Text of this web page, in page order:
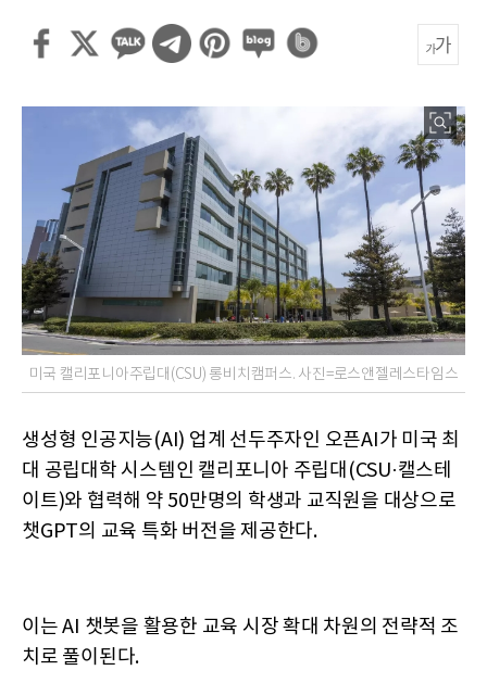
미국 캘리포니아주립대(CSU) 롱비치캠퍼스. 사진=로스앤젤레스타임스
생성형 인공지능(AI) 업계 선두주자인 오픈AI가 미국 최
대 공립대학 시스템인 캘리포니아 주립대(CSU·캘스테
이트)와 협력해 약 50만명의 학생과 교직원을 대상으로
챗GPT의 교육 특화 버전을 제공한다.
이는 AI 챗봇을 활용한 교육 시장 확대 차원의 전략적 조
치로 풀이된다.